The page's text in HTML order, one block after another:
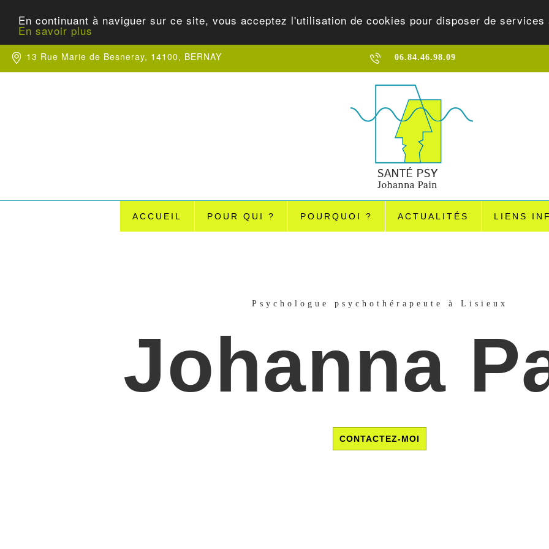
En continuant à naviguer sur ce site, vous acceptez l'utilisation de cookies pour disposer de
En savoir plus
13 Rue Marie de Besneray, 14100, BERNAY 06.84.46.98.09
ACCUEIL POUR QUI ? POURQUOI ? ACTUALITÉS LIENS
Psychologue psychothérapeute à Lisieux
Johanna
CONTACTEZ-MOI